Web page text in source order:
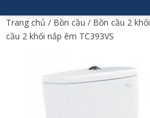
Trang chủ / Bồn cầu / Bồn cầu 2 khối
cầu 2 khối nắp êm TC393VS